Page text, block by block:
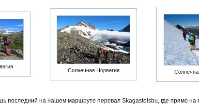
Солнечная Норвегия
последний на нашем маршруте перевал Skagastolsbu, где прямо